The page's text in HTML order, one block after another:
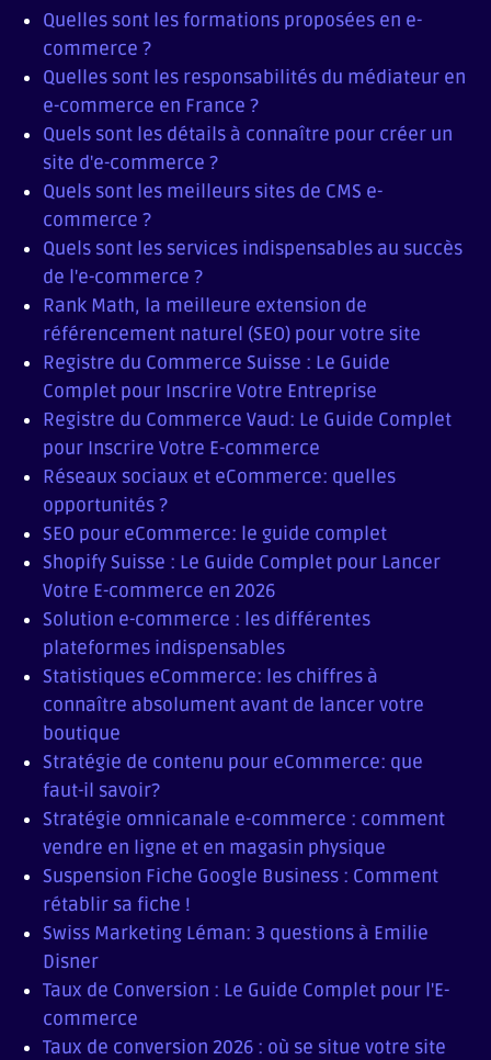
Quelles sont les formations proposées en e-
commerce ?
Quelles sont les responsabilités du médiateur en
e-commerce en France ?
Quels sont les détails à connaître pour créer un
site d'e-commerce ?
Quels sont les meilleurs sites de CMS e-
commerce ?
Quels sont les services indispensables au succès
de l'e-commerce ?
Rank Math, la meilleure extension de
référencement naturel (SEO) pour votre site
Registre du Commerce Suisse : Le Guide
Complet pour Inscrire Votre Entreprise
Registre du Commerce Vaud: Le Guide Complet
pour Inscrire Votre E-commerce
Réseaux sociaux et eCommerce: quelles
opportunités ?
SEO pour eCommerce: le guide complet
Shopify Suisse : Le Guide Complet pour Lancer
Votre E-commerce en 2026
Solution e-commerce : les différentes
plateformes indispensables
Statistiques eCommerce: les chiffres à
connaître absolument avant de lancer votre
boutique
Stratégie de contenu pour eCommerce: que
faut-il savoir?
Stratégie omnicanale e-commerce : comment
vendre en ligne et en magasin physique
Suspension Fiche Google Business : Comment
rétablir sa fiche !
Swiss Marketing Léman: 3 questions à Emilie
Disner
Taux de Conversion : Le Guide Complet pour l'E-
commerce
Taux de conversion 2026 : où se situe votre site